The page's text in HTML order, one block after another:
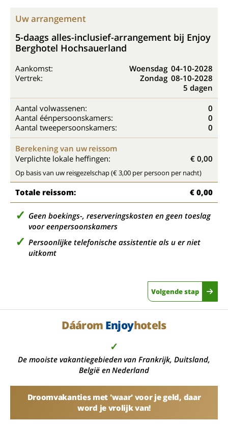
Uw arrangement
5-daags alles-inclusief-arrangement bij Enjoy
Berghotel Hochsauerland
Aankomst: Woensdag 04-10-2028
Vertrek:
Zondag 08-10-2028
5 dagen
Aantal volwassenen:
0
Aantal éénpersoonskamers:
0
Aantal tweepersoonskamers:
0
Berekening van uw reissom
Verplichte lokale heffingen:
€ 0,00
Op basis van uw reisgezelschap (€ 3,00 per persoon per nacht)
Totale reissom: € 0,00
Geen boekings-, reserveringskosten en geen toeslag
voor eenpersoonskamers
Persoonlijke telefonische assistentie als u er niet
uitkomt
Volgende stap
Dáárom Enjoyhotels
✓
De mooiste vakantiegebieden van Frankrijk, Duitsland,
België en Nederland
Droomvakanties met 'waar' voor je geld, daar
word je vrolijk van!